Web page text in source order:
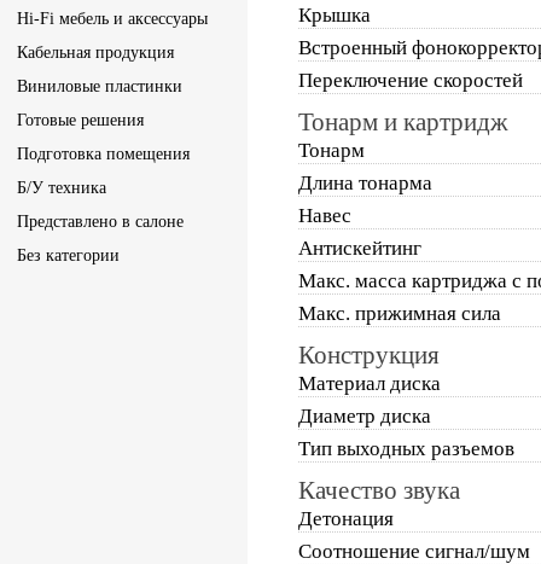
Hi-Fi мебель и аксессуары
Кабельная продукция
Виниловые пластинки
Готовые решения
Подготовка помещения
Б/У техника
Представлено в салоне
Без категории
Крышка
Встроенный
Переключение скоростей
Тонарм и картридж
Тонарм
Длина тонарма
Навес
Антискейтинг
Макс. масса картриджа с
Макс. прижимная сила
Конструкция
Материал диска
Диаметр диска
Тип выходных разъемов
Качество звука
Детонация
Соотношение сигнал/шум